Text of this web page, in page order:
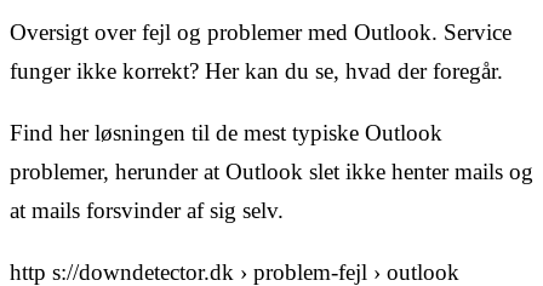
Oversigt over fejl og problemer med Outlook. Service
funger ikke korrekt? Her kan du se, hvad der foregår.
Find her løsningen til de mest typiske Outlook
problemer, herunder at Outlook slet ikke henter mails og
at mails forsvinder af sig selv.
http s://downdetector.dk › problem-fejl › outlook